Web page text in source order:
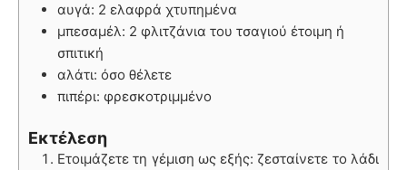
αυγά: 2 ελαφρά χτυπημένα
μπεσαμέλ: 2 φλιτζάνια του τσαγιού έτοιμη ή
σπιτική
αλάτι: όσο θέλετε
πιπέρι: φρεσκοτριμμένο
Εκτέλεση
Ετοιμάζετε τη γέμιση ως εξής: ζεσταίνετε το λάδι